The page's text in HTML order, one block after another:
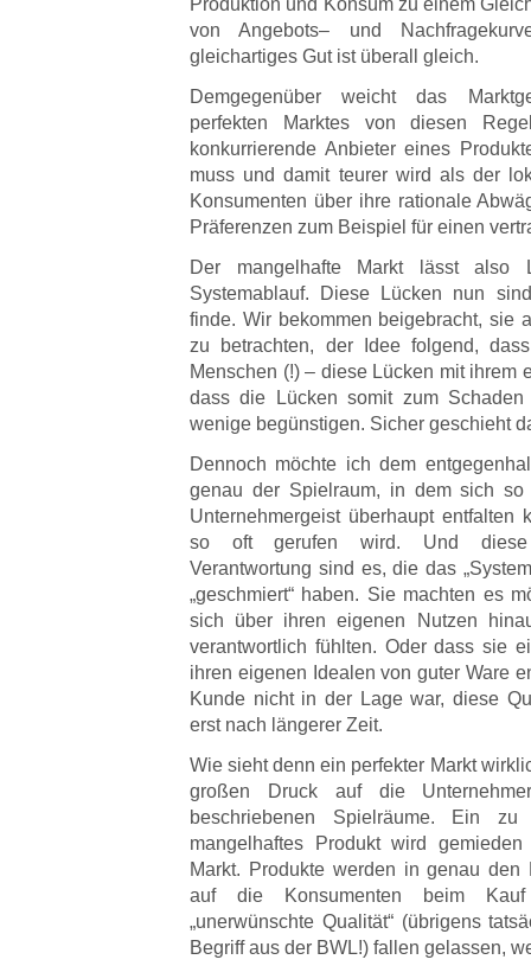
Produktion und Konsum zu einem
von Angebots– und
gleichartiges Gut ist überall gleich.
Demgegenüber weicht das
perfekten Marktes von diesen
konkurrierende Anbieter eines
muss und damit teurer wird als der
Konsumenten über ihre rationale
Präferenzen zum Beispiel für einen
Der mangelhafte Markt lässt also
Systemablauf. Diese Lücken nun
finde. Wir bekommen beigebracht, sie
zu betrachten, der Idee folgend,
Menschen (!) – diese Lücken mit ihrem
dass die Lücken somit zum Schaden
wenige begünstigen. Sicher geschieht
Dennoch möchte ich dem
genau der Spielraum, in dem sich
Unternehmergeist überhaupt entfalten
so oft gerufen wird. Und diese
Verantwortung sind es, die das
„geschmiert“ haben. Sie machten es
sich über ihren eigenen Nutzen
verantwortlich fühlten. Oder dass sie
ihren eigenen Idealen von guter Ware
Kunde nicht in der Lage war, diese
erst nach längerer Zeit.
Wie sieht denn ein perfekter Markt
großen Druck auf die
beschriebenen Spielräume. Ein
mangelhaftes Produkt wird
Markt. Produkte werden in genau den
auf die Konsumenten beim
„unerwünschte Qualität“ (übrigens
Begriff aus der BWL!) fallen gelassen,